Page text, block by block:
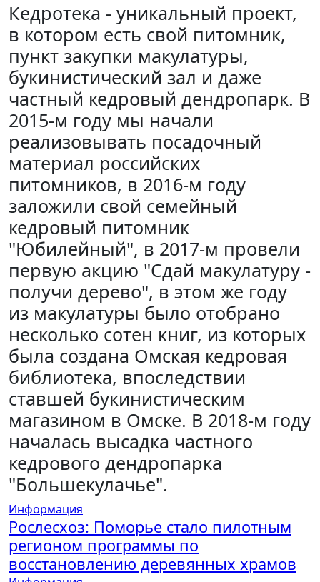
Кедротека - уникальный проект,
в котором есть свой питомник,
пункт закупки макулатуры,
букинистический зал и даже
частный кедровый дендропарк. В
2015-м году мы начали
реализовывать посадочный
материал российских
питомников, в 2016-м году
заложили свой семейный
кедровый питомник
"Юбилейный", в 2017-м провели
первую акцию "Сдай макулатуру -
получи дерево", в этом же году
из макулатуры было отобрано
несколько сотен книг, из которых
была создана Омская кедровая
библиотека, впоследствии
ставшей букинистическим
магазином в Омске. В 2018-м году
началась высадка частного
кедрового дендропарка
"Большекулачье".
Информация
Рослесхоз: Поморье стало пилотным
регионом программы по
восстановлению деревянных храмов